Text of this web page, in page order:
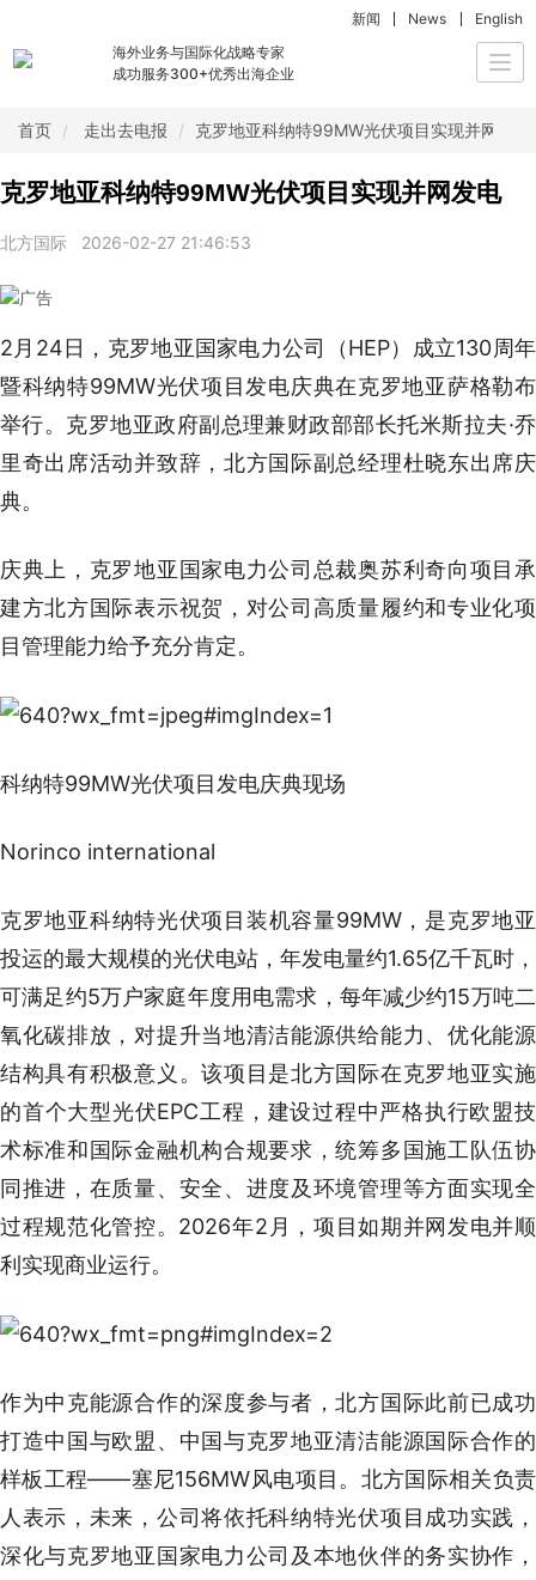
海外业务与国际化战略专家
成功服务300+优秀出海企业
新闻 News English
首页 走出去电报 克罗地亚科纳特99MW光伏项目实现并网发电
克罗地亚科纳特99MW光伏项目实现并网发电
北方国际 2026-02-27 21:46:53
2月24日，克罗地亚国家电力公司（HEP）成立130周年
暨科纳特99MW光伏项目发电庆典在克罗地亚萨格勒布
举行。克罗地亚政府副总理兼财政部部长托米斯拉夫·乔
里奇出席活动并致辞，北方国际副总经理杜晓东出席庆
典。
庆典上，克罗地亚国家电力公司总裁奥苏利奇向项目承
建方北方国际表示祝贺，对公司高质量履约和专业化项
目管理能力给予充分肯定。
科纳特99MW光伏项目发电庆典现场
Norinco international
克罗地亚科纳特光伏项目装机容量99MW，是克罗地亚
投运的最大规模的光伏电站，年发电量约1.65亿千瓦时，
可满足约5万户家庭年度用电需求，每年减少约15万吨二
氧化碳排放，对提升当地清洁能源供给能力、优化能源
结构具有积极意义。该项目是北方国际在克罗地亚实施
的首个大型光伏EPC工程，建设过程中严格执行欧盟技
术标准和国际金融机构合规要求，统筹多国施工队伍协
同推进，在质量、安全、进度及环境管理等方面实现全
过程规范化管控。2026年2月，项目如期并网发电并顺
利实现商业运行。
作为中克能源合作的深度参与者，北方国际此前已成功
打造中国与欧盟、中国与克罗地亚清洁能源国际合作的
样板工程——塞尼156MW风电项目。北方国际相关负责
人表示，未来，公司将依托科纳特光伏项目成功实践，
深化与克罗地亚国家电力公司及本地伙伴的务实协作，